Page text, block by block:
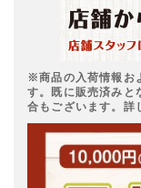
※商品の入荷情報お
す。既に販売済みと
合もございます。詳